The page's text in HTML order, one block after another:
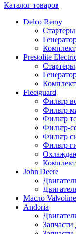
Каталог товаров
Delco Remy
Стартеры
Prestolite
Стартеры
Fleetguard
Фильтр
Фильтр
Фильтр
Фильтр-
Фильтр
Фильтр
John Deere
Масло Valvoline
Andoria
Запчасти